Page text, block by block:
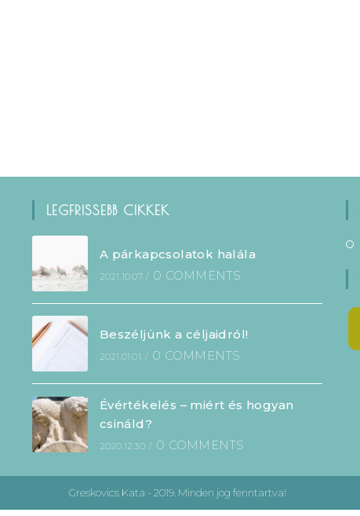
LEGFRISSEBB CIKKEK
A párkapcsolatok halála
2021.10.07. / 0 COMMENTS
Beszéljünk a céljaidról!
2021.01.01. / 0 COMMENTS
Évértékelés – miért és hogyan
csináld?
2020.12.30. / 0 COMMENTS
Greskovics Kata - 2019. Minden jog fenntartva!